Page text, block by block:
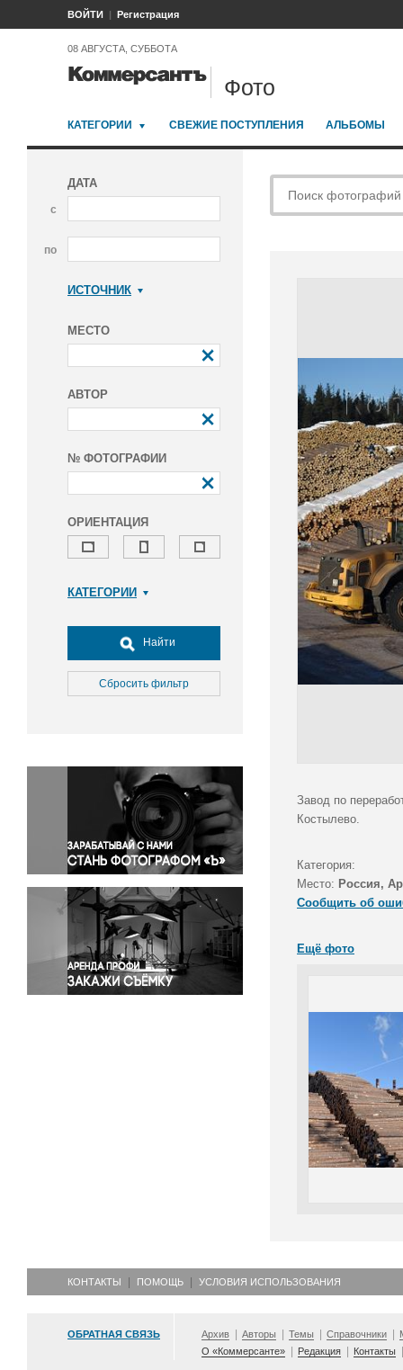
ВОЙТИ Регистрация
08 АВГУСТА, СУББОТА
Фото
КАТЕГОРИИ СВЕЖИЕ ПОСТУПЛЕНИЯ АЛЬБОМЫ
ДАТА
с
по
ИСТОЧНИК
МЕСТО
АВТОР
№ ФОТОГРАФИИ
ОРИЕНТАЦИЯ
КАТЕГОРИИ
Досуг, туризм и отдых
Культура
Медицина
Окружающая среда
Политика
Правосудие
Происшествия и конфликты
Религия
Светская жизнь
Спорт
Экология
Экономика и бизнес
Найти
Сбросить фильтр
Завод по
Костылево.
Категория:
Место: Россия,
Сообщить об
Ещё фото
КОНТАКТЫ ПОМОЩЬ УСЛОВИЯ ИСПОЛЬЗОВАНИЯ
ОБРАТНАЯ СВЯЗЬ Архив Авторы Темы Справочники
О «Коммерсанте»
Редакция Контакты